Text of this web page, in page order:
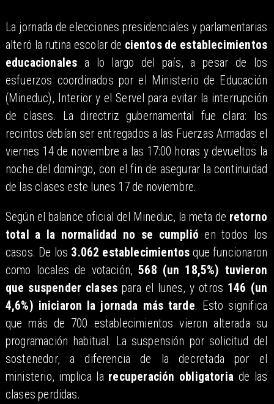
La jornada de elecciones presidenciales y parlamentarias
alteró la rutina escolar de cientos de establecimientos
educacionales a lo largo del país, a pesar de los
esfuerzos coordinados por el Ministerio de Educación
(Mineduc), Interior y el Servel para evitar la interrupción
de clases. La directriz gubernamental fue clara: los
recintos debían ser entregados a las Fuerzas Armadas el
viernes 14 de noviembre a las 17:00 horas y devueltos la
noche del domingo, con el fin de asegurar la continuidad
de las clases este lunes 17 de noviembre.
Según el balance oficial del Mineduc, la meta de retorno
total a la normalidad no se cumplió en todos los
casos. De los 3.062 establecimientos que funcionaron
como locales de votación,568 (un 18,5%) tuvieron
que suspender clases para el lunes, y otros 146 (un
4,6%) iniciaron la jornada más tarde. Esto significa
que más de 700 establecimientos vieron alterada su
programación habitual. La suspensión por solicitud del
sostenedor, a diferencia de la decretada por el
ministerio, implica la recuperación obligatoria de las
clases perdidas.